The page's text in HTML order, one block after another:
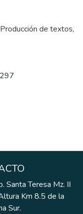
Producción de textos,
Santa Teresa Mz. II
Km 8.5 de la
Sur.